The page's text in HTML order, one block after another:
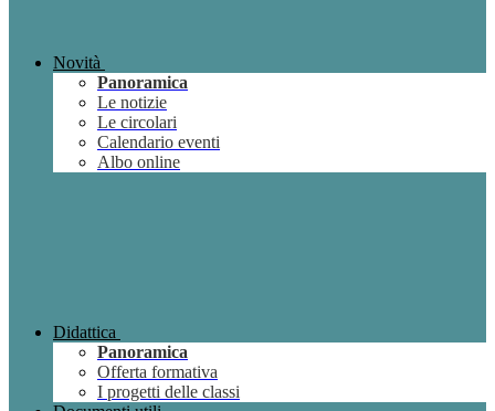
Novità
Panoramica
Le notizie
Le circolari
Calendario eventi
Albo online
Didattica
Panoramica
Offerta formativa
I progetti delle classi